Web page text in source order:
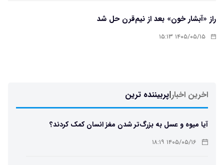
راز «آبشار خون» بعد از نیم‌قرن حل شد
۱۴۰۵/۰۵/۱۵ ۱۵:۱۳
اخرین اخبار|پربیننده ترین
آیا میوه و عسل به بزرگ‌تر شدن مغز انسان کمک کردند؟
۱۴۰۵/۰۵/۱۶ ۱۸:۱۹